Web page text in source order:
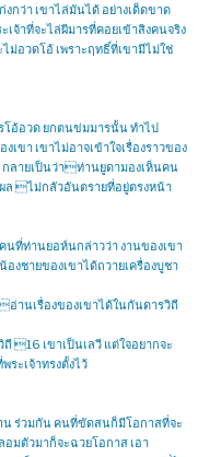
งกว่า เขาไล่มันได้ อย่างเด็ดขาด
จ้าที่จะไล่ผีมารที่คอยเข้าสิงคนจริง
ม่อวดโอ้ เพราะฤทธิ์ที่เขามีไม่ใช่
โอ้อวด ยกตนข่มมารนั้น ทำไป
เขา เขาไม่อาจเข้าใจเรื่องราวของ
ลายเป็นว่าท่านยูดามองเห็นคน
ล ไม่กลัวอันตรายที่อยู่ตรงหน้า
ที่ท่านยอห์นกล่าวว่า งานของเขา
องชายของเขาได้ถวายเครื่องบูชา
อ่านเรื่องของเขาได้ในกันดารวิถี
16 เขาเป็นเลวี แต่ใจอยากจะ
ะเจ้าทรงตั้งไว้
น ร่วมกัน คนที่ขัดสนก็มีโอกาสที่จะ
มตัวมาก็จะฉวยโอกาส เอา